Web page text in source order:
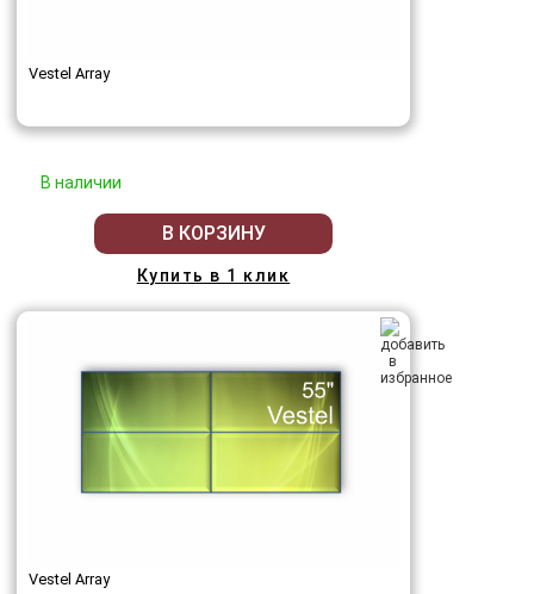
Vestel Array
В наличии
В КОРЗИНУ
Купить в 1 клик
Vestel Array